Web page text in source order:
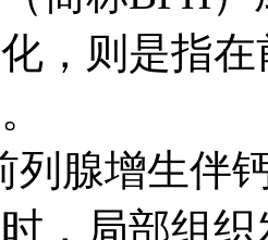
，则是指
腺增生伴钙
，局部组